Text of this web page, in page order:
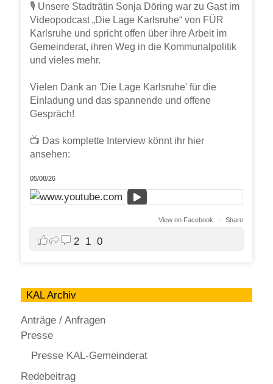
🎙️ Unsere Stadträtin Sonja Döring war zu Gast im
Videopodcast „Die Lage Karlsruhe“ von FÜR
Karlsruhe und spricht offen über ihre Arbeit im
Gemeinderat, ihren Weg in die Kommunalpolitik
und vieles mehr.
Vielen Dank an 'Die Lage Karlsruhe' für die
Einladung und das spannende und offene
Gespräch!
📺 Das komplette Interview könnt ihr hier
ansehen:
05/08/26
View on Facebook · Share
2 1 0
KAL Archiv
Anträge / Anfragen
Presse
Presse KAL-Gemeinderat
Redebeitrag